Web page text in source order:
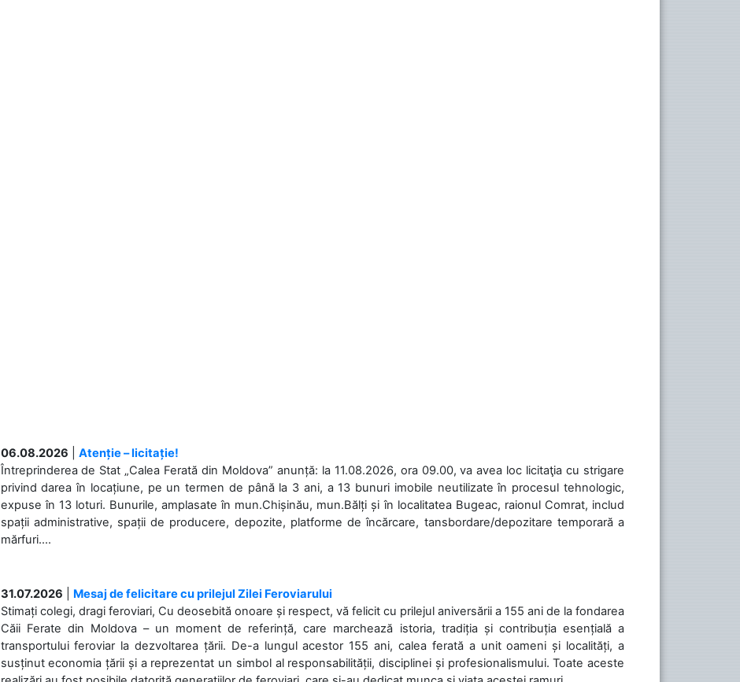
06.08.2026
Atenție – licitație!
Întreprinderea de Stat „Calea Ferată din Moldova” anunță: la 11.08.2026, ora 09.00, va avea loc licitaţia cu strigare
privind darea în locațiune, pe un termen de până la 3 ani, a 13 bunuri imobile neutilizate în procesul tehnologic,
expuse în 13 loturi. Bunurile, amplasate în mun.Chișinău, mun.Bălți și în localitatea Bugeac, raionul Comrat, includ
spații administrative, spații de producere, depozite, platforme de încărcare, tansbordare/depozitare temporară a
mărfuri....
31.07.2026
Mesaj de felicitare cu prilejul Zilei Feroviarului
Stimați colegi, dragi feroviari, Cu deosebită onoare și respect, vă felicit cu prilejul aniversării a 155 ani de la fondarea
Căii Ferate din Moldova – un moment de referință, care marchează istoria, tradiția și contribuția esențială a
transportului feroviar la dezvoltarea țării. De-a lungul acestor 155 ani, calea ferată a unit oameni și localități, a
susținut economia țării și a reprezentat un simbol al responsabilității, disciplinei și profesionalismului. Toate aceste